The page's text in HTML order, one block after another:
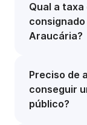
Qual a
Araucária?
Preciso de
conseguir
público?